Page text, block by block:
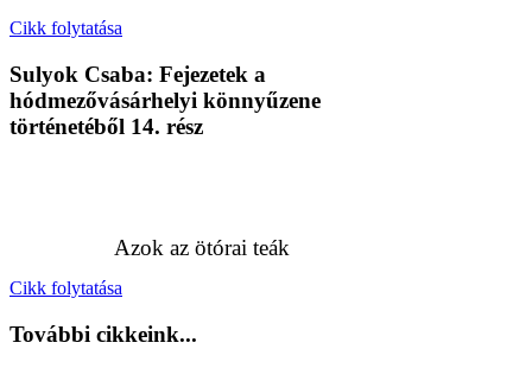
Cikk folytatása
Sulyok Csaba: Fejezetek a
hódmezővásárhelyi könnyűzene
történetéből 14. rész
Azok az ötórai teák
Cikk folytatása
További cikkeink...